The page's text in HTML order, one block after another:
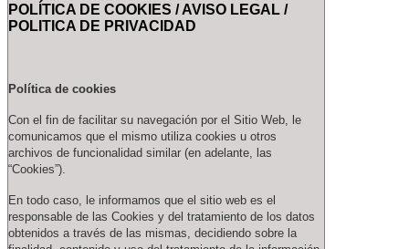
POLÍTICA DE COOKIES / AVISO LEGAL /
POLITICA DE PRIVACIDAD
Política de cookies
Con el fin de facilitar su navegación por el Sitio Web, le
comunicamos que el mismo utiliza cookies u otros
archivos de funcionalidad similar (en adelante, las
“Cookies”).
En todo caso, le informamos que el sitio web es el
responsable de las Cookies y del tratamiento de los datos
obtenidos a través de las mismas, decidiendo sobre la